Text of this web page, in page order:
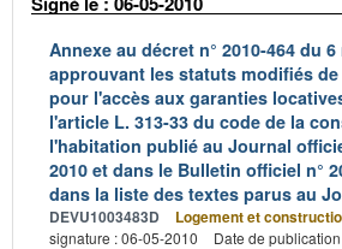
Annexe au décret n° 2010-464 du 6
approuvant les statuts modifiés
pour l'accès aux garanties
l'article L. 313-33 du code de la
l'habitation publié au Journal
2010 et dans le Bulletin officiel n°
dans la liste des textes parus au
DEVU1003483D Logement et
signature : 06-05-2010
Date de